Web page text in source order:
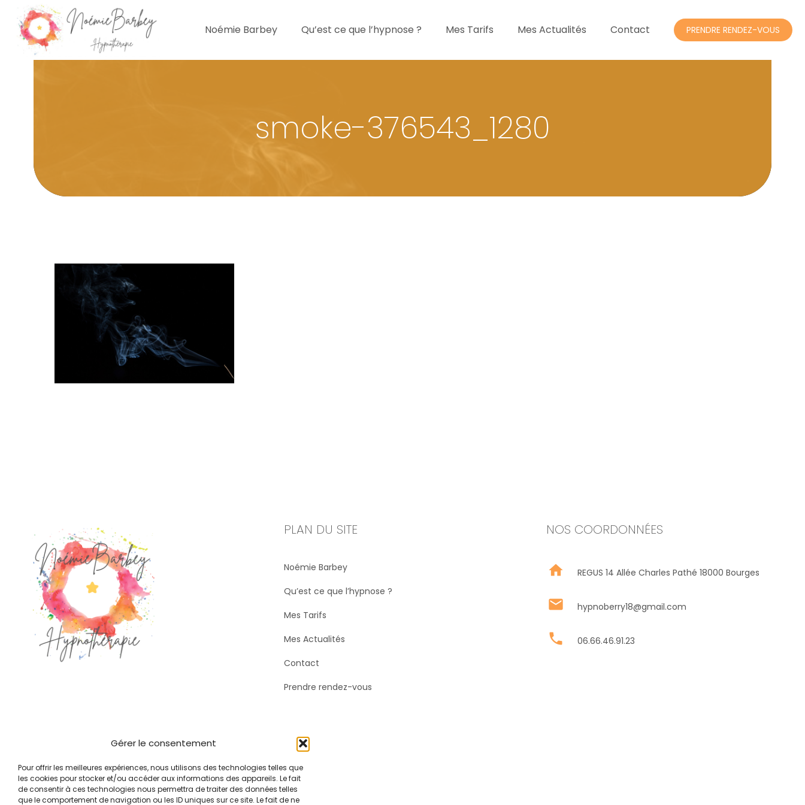
Gérer le consentement
Pour offrir les meilleures expériences, nous utilisons des technologies telles que
les cookies pour stocker et/ou accéder aux informations des appareils. Le fait
de consentir à ces technologies nous permettra de traiter des données telles
que le comportement de navigation ou les ID uniques sur ce site. Le fait de ne
Noémie Barbey Qu’est ce que l’hypnose ? Mes Tarifs Mes Actualités Contact PRENDRE RENDEZ-VOUS
smoke-376543_1280
PLAN DU SITE
Noémie Barbey
Qu’est ce que l’hypnose ?
Mes Tarifs
Mes Actualités
Contact
Prendre rendez-vous
NOS COORDONNÉES
home REGUS 14 Allée Charles Pathé 18000 Bourges
mail hypnoberry18@gmail.com
phone 06.66.46.91.23